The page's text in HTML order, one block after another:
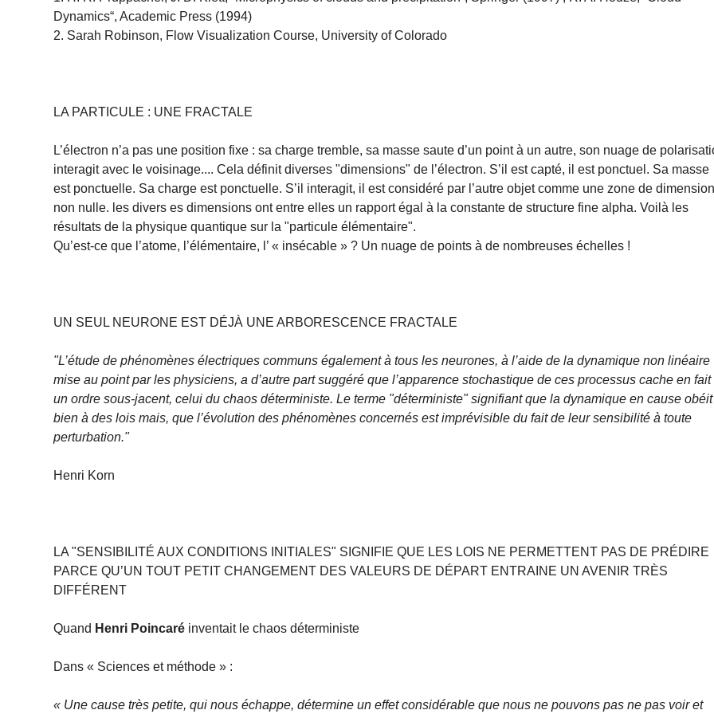
Dynamics“, Academic Press (1994)
2. Sarah Robinson, Flow Visualization Course, University of Colorado
LA PARTICULE : UNE FRACTALE
L’électron n’a pas une position fixe : sa charge tremble, sa masse saute d’un point à un autre, son nuage de
interagit avec le voisinage.... Cela définit diverses "dimensions" de l’électron. S’il est capté, il est ponctuel. Sa masse
est ponctuelle. Sa charge est ponctuelle. S’il interagit, il est considéré par l’autre objet comme une zone de dimension
non nulle. les divers es dimensions ont entre elles un rapport égal à la constante de structure fine alpha. Voilà les
résultats de la physique quantique sur la "particule élémentaire".
Qu’est-ce que l’atome, l’élémentaire, l’ « insécable » ? Un nuage de points à de nombreuses échelles !
UN SEUL NEURONE EST DÉJÀ UNE ARBORESCENCE FRACTALE
"L’étude de phénomènes électriques communs également à tous les neurones, à l’aide de la dynamique non linéaire
mise au point par les physiciens, a d’autre part suggéré que l’apparence stochastique de ces processus cache en fait
un ordre sous-jacent, celui du chaos déterministe. Le terme "déterministe" signifiant que la dynamique en cause obéit
bien à des lois mais, que l’évolution des phénomènes concernés est imprévisible du fait de leur sensibilité à toute
perturbation."
Henri Korn
LA "SENSIBILITÉ AUX CONDITIONS INITIALES" SIGNIFIE QUE LES LOIS NE PERMETTENT PAS DE PRÉDIRE
PARCE QU’UN TOUT PETIT CHANGEMENT DES VALEURS DE DÉPART ENTRAINE UN AVENIR TRÈS
DIFFÉRENT
Quand Henri Poincaré inventait le chaos déterministe
Dans « Sciences et méthode » :
« Une cause très petite, qui nous échappe, détermine un effet considérable que nous ne pouvons pas ne pas voir et